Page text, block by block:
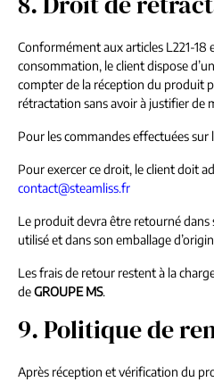
Conformément aux articles L221-18
consommation, le client dispose
compter de la réception du produit
rétractation sans avoir à justifier de
Pour les commandes effectuées sur
Pour exercer ce droit, le client doit
contact@steamliss.fr
Le produit devra être retourné dans
utilisé et dans son emballage
Les frais de retour restent à la
deGROUPE MS.
9. Politique de
Après réception et vérification du